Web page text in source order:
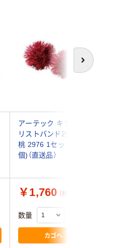
次へ
アーテック キラキラ
リストバンド2個組
桃 2976 1セット(5
個)（直送品）
￥1,760 （税込）
数量
カゴへ